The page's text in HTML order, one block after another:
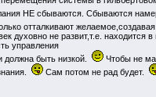
НЕ сбываются. Сбываются
отталкивают
духовно не развит,т.е. находится
управления
должна быть низкой.
Чтобы не
Сам потом не рад будет.